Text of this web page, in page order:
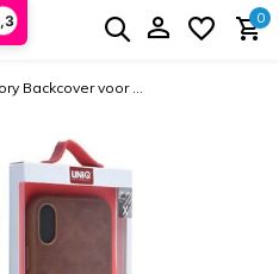
0
Backcover voor ...